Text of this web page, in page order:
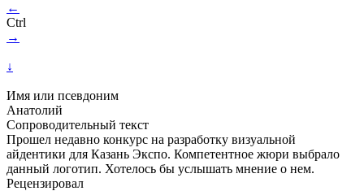
←
Ctrl
→
↓
Имя или псевдоним
Анатолий
Сопроводительный текст
Прошел недавно конкурс на разработку визуальной
айдентики для Казань Экспо. Компетентное жюри выбрало
данный логотип. Хотелось бы услышать мнение о нем.
Рецензировал